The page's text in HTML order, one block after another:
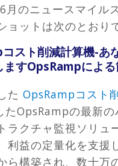
月のニュースマイル
ョットは次のとおり
スト削減計算機-あ
すOpsRampによ
た OpsRampコスト
たOpsRampの最新の
ラクチャ監視ソリュ
利益の定量化を支援
ら構築され、数十万